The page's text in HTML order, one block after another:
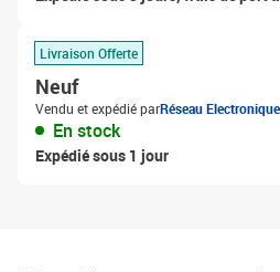
Livraison Offerte
Neuf
Vendu et expédié parRéseau Electronique
En stock
Expédié sous 1 jour